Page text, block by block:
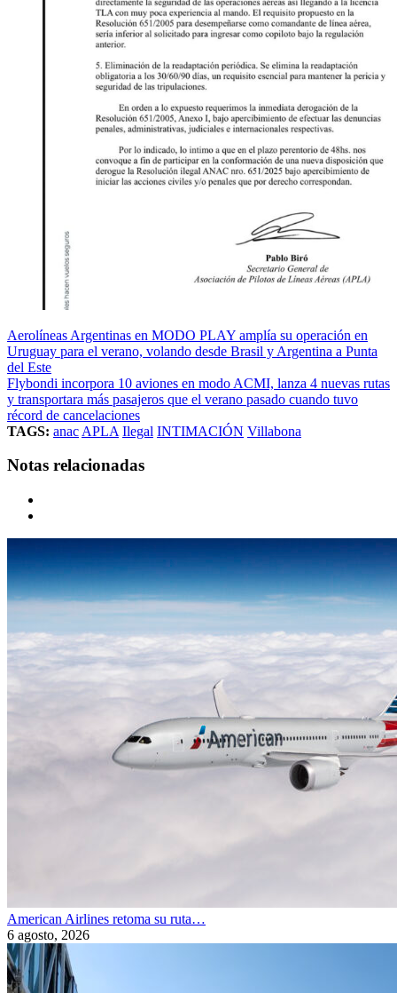
Aerolíneas Argentinas en MODO PLAY amplía su operación en
Uruguay para el verano, volando desde Brasil y Argentina a Punta
del Este
Flybondi incorpora 10 aviones en modo ACMI, lanza 4 nuevas rutas
y transportara más pasajeros que el verano pasado cuando tuvo
récord de cancelaciones
TAGS: anac APLA Ilegal INTIMACIÓN Villabona
Notas relacionadas
American Airlines retoma su ruta…
6 agosto, 2026